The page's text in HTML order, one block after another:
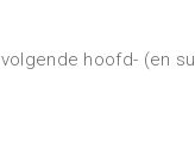
hoofd- (en